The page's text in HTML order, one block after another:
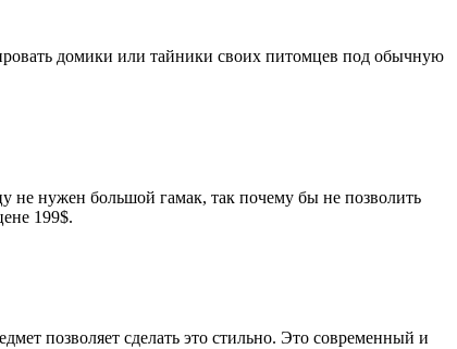
домики или тайники своих питомцев под обычную
нужен большой гамак, так почему бы не позволить
199$.
позволяет сделать это стильно. Это современный и